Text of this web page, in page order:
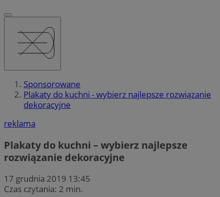
Sponsorowane
Plakaty do kuchni - wybierz najlepsze rozwiązanie
dekoracyjne
reklama
Plakaty do kuchni – wybierz najlepsze
rozwiązanie dekoracyjne
17 grudnia 2019 13:45
Czas czytania: 2 min.